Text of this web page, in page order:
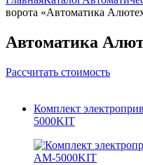
ворота «Автоматика
Автоматика
Рассчитать стоимость
Комплект
5000KIT